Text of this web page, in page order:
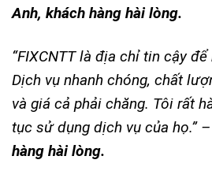
Anh, khách hàng hài lòng.
“FIXCNTT là địa chỉ tin cậy
Dịch vụ nhanh chóng, chất
và giá cả phải chăng. Tôi rất
tục sử dụng dịch vụ của họ.” –
hàng hài lòng.